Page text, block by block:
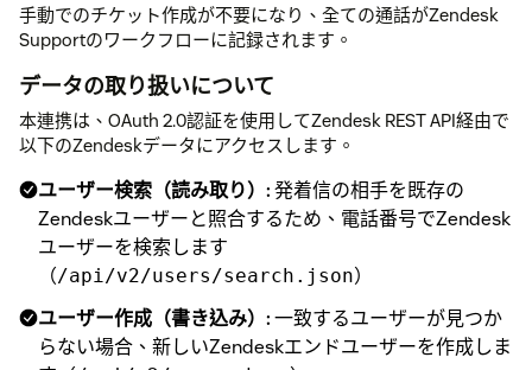
手動でのチケット作成が不要になり、全ての通話がZendesk
Supportのワークフローに記録されます。
データの取り扱いについて
本連携は、OAuth 2.0認証を使用してZendesk REST API経由で
以下のZendeskデータにアクセスします。
ユーザー検索（読み取り）:発着信の相手を既存の
Zendeskユーザーと照合するため、電話番号でZendesk
ユーザーを検索します
（/api/v2/users/search.json）
ユーザー作成（書き込み）:一致するユーザーが見つか
らない場合、新しいZendeskエンドユーザーを作成しま